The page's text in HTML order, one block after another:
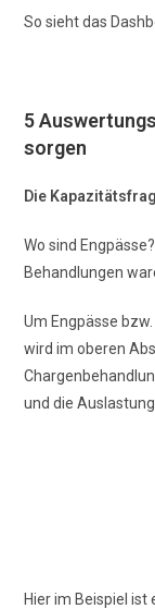
So sieht das
5
sorgen
Die
Wo sind
Behandlungen
Um Engpässe
wird im oberen
und die
Hier im Beispiel